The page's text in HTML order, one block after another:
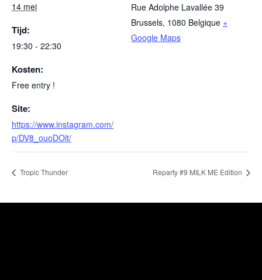
14 mei
Tijd:
19:30 - 22:30
Kosten:
Free entry !
Site:
https://www.instagram.com/
p/DV8_ouoDOlt/
Rue Adolphe Lavallée 39
Brussels, 1080 Belgique +
Google Maps
Tropic Thunder Reparty #9 MILK ME Edition